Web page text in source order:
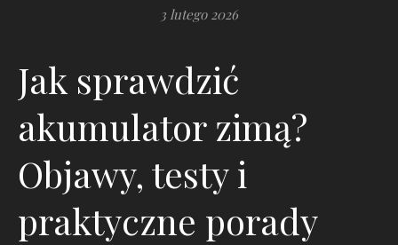
3 lutego 2026
Jak sprawdzić
akumulator zimą?
Objawy, testy i
praktyczne porady